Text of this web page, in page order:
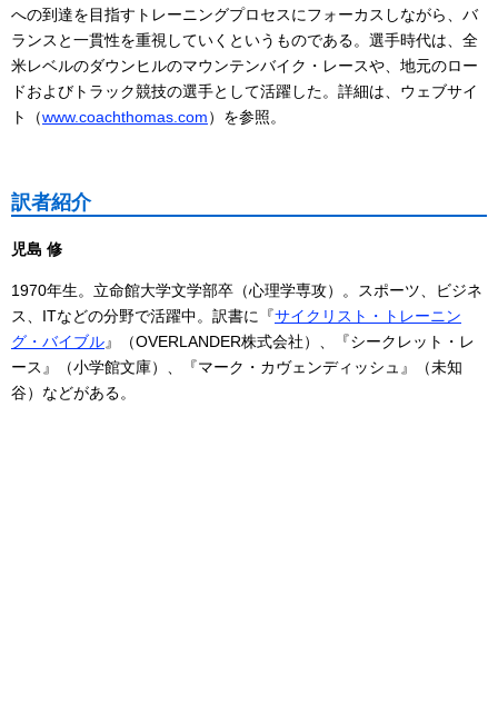
への到達を目指すトレーニングプロセスにフォーカスしながら、バ
ランスと一貫性を重視していくというものである。選手時代は、全
米レベルのダウンヒルのマウンテンバイク・レースや、地元のロー
ドおよびトラック競技の選手として活躍した。詳細は、ウェブサイ
ト（www.coachthomas.com）を参照。
訳者紹介
児島 修
1970年生。立命館大学文学部卒（心理学専攻）。スポーツ、ビジネ
ス、ITなどの分野で活躍中。訳書に『サイクリスト・トレーニン
グ・バイブル』（OVERLANDER株式会社）、『シークレット・レ
ース』（小学館文庫）、『マーク・カヴェンディッシュ』（未知
谷）などがある。